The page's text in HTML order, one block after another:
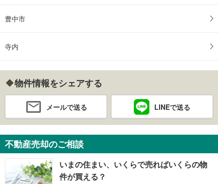
豊中市
寺内
物件情報をシェアする
メールで送る LINEで送る
不動産売却のご相談
いまの住まい、いくらで売ればいくらの物
件が買える？